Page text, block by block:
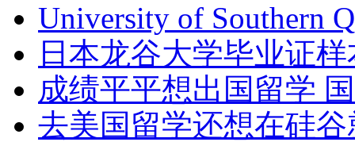
University of Southern
日本龙谷大学毕业证
成绩平平想出国留学
去美国留学还想在硅